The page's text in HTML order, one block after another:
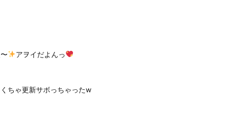
アヲイだよんっ
ちゃ更新サボっちゃったw